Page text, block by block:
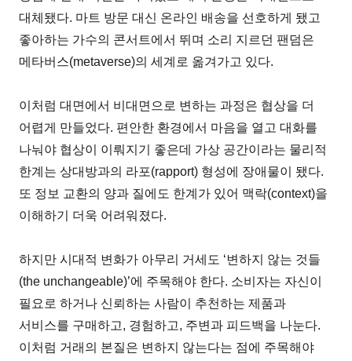
대체됐다. 마트 방문 대신 온라인 배송을 선호하게 됐고
좋아하는 가수의 콘서트에서 뛰며 소리 지르던 팬덤은
메타버스(metaverse)의 세계로 옮겨가고 있다.
이처럼 대면에서 비대면으로 변하는 과정은 협상을 더
어렵게 만들었다. 편안한 환경에서 마음을 열고 대화를
나눠야 협상이 이뤄지기 좋은데 가상 공간이라는 물리적
한계는 상대방과의 라포(rapport) 형성에 장애물이 됐다.
또 정보 교환의 양과 질에도 한계가 있어 맥락(context)을
이해하기 더욱 어려워졌다.
하지만 시대적 변화가 아무리 거세도 ‘변하지 않는 것들
(the unchangeable)’에 주목해야 한다. 소비자는 자신이
필요로 하거나 신뢰하는 사람이 추천하는 제품과
서비스를 구매하고, 경험하고, 주변과 피드백을 나눈다.
이처럼 거래의 본질은 변하지 않는다는 점에 주목해야